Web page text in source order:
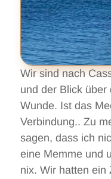
Wir sind nach
und der Blick über
Wunde. Ist das
Verbindung.. Zu
sagen, dass ich
eine Memme und
nix. Wir hatten ein